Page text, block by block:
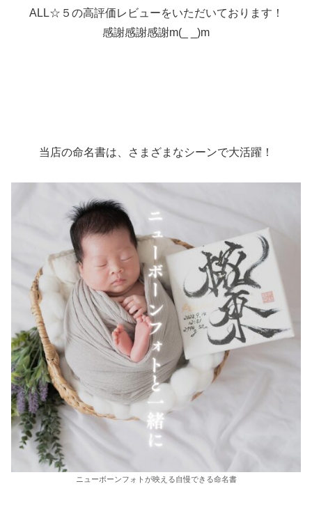
ALL☆５の高評価レビューをいただいております！
感謝感謝感謝m(_ _)m
当店の命名書は、さまざまなシーンで大活躍！
ニューボーンフォトが映える自慢できる命名書